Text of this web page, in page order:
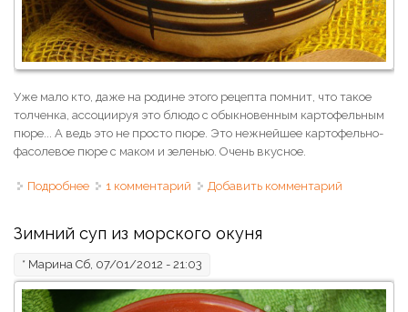
Уже мало кто, даже на родине этого рецепта помнит, что такое
толченка, ассоциируя это блюдо с обыкновенным картофельным
пюре... А ведь это не просто пюре. Это нежнейшее картофельно-
фасолевое пюре с маком и зеленью. Очень вкусное.
Подробнее о Толченка украинская
1 комментарий Добавить комментарий
Зимний суп из морского окуня
* Марина Сб, 07/01/2012 - 21:03